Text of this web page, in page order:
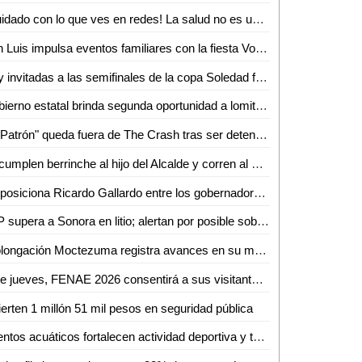
¡Cuidado con lo que ves en redes! La salud no es una moda, advierte nutrióloga
San Luis impulsa eventos familiares con la fiesta Volks Girls
Hay invitadas a las semifinales de la copa Soledad femenil 2026
Gobierno estatal brinda segunda oportunidad a lomitos en la Guardia Civil
"El Patrón" queda fuera de The Crash tras ser detenido
Le cumplen berrinche al hijo del Alcalde y corren al Jefe de la GCE
Se posiciona Ricardo Gallardo entre los gobernadores mejor evaluados del país
SLP supera a Sonora en litio; alertan por posible sobreexplotación
Prolongación Moctezuma registra avances en su modernización
Este jueves, FENAE 2026 consentirá a sus visitantes con enchiladas y bebidas gratis
1 millón 51 mil pesos en seguridad pública
Eventos acuáticos fortalecen actividad deportiva y turismo